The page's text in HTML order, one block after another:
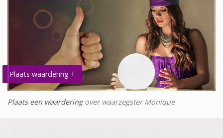
Plaats waardering +
Plaats een waarderingover waarzegster Monique